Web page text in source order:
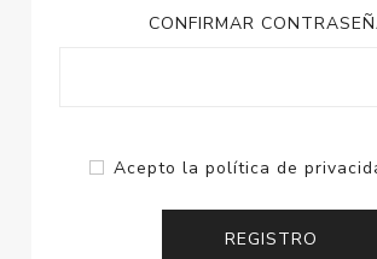
CONFIRMAR
Acepto la política de